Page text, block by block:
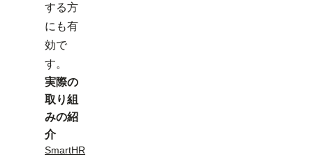
する方
にも有
効で
す。
実際の
取り組
みの紹
介
SmartHR